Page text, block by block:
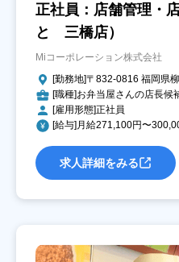
正社員：店舗管理・
と 三橋店）
Miコーポレーション株式会社
[勤務地]〒832-0816 福岡県
[職種]お弁当屋さんの店長候
[雇用形態]正社員
[給与]月給271,100円〜
求人詳細をみる